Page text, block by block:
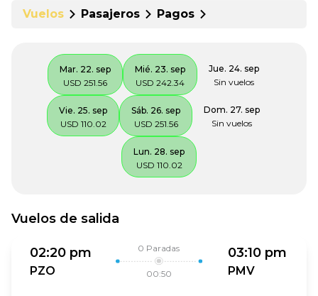
Vuelos Pasajeros Pagos
Mar. 22. sep
USD 251.56
Mié. 23. sep
USD 242.34
Jue. 24. sep
Sin vuelos
Vie. 25. sep
USD 110.02
Sáb. 26. sep
USD 251.56
Dom. 27. sep
Sin vuelos
Lun. 28. sep
USD 110.02
Vuelos de salida
02:20 pm
PZO
0 Paradas
00:50
03:10 pm
PMV